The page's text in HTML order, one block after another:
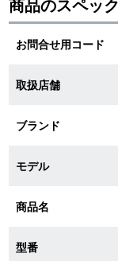
保証・アフターサ
腕時計サイズ調整
店舗受け取りサー
店舗取り寄せサー
商品のスペッ
お問合せ用コード
取扱店舗
ブランド
モデル
商品名
型番